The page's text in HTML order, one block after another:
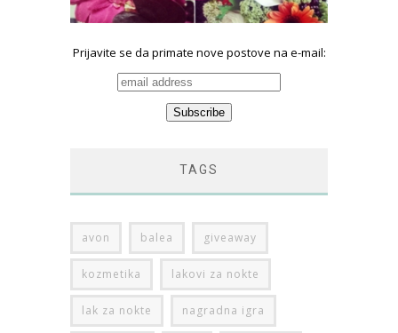
Prijavite se da primate nove postove na e-mail:
TAGS
avon balea giveaway
kozmetika lakovi za nokte
lak za nokte nagradna igra